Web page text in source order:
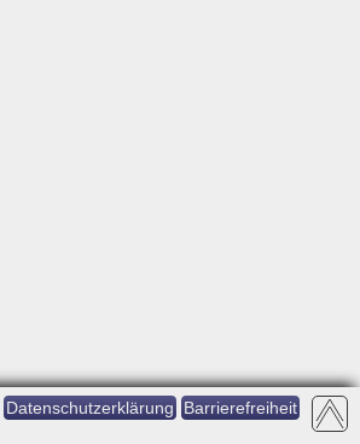
Datenschutzerklärung Barrierefreiheit